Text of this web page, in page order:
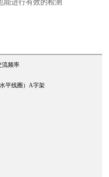
能进行有效的检测
流频率
平线圈）A字架